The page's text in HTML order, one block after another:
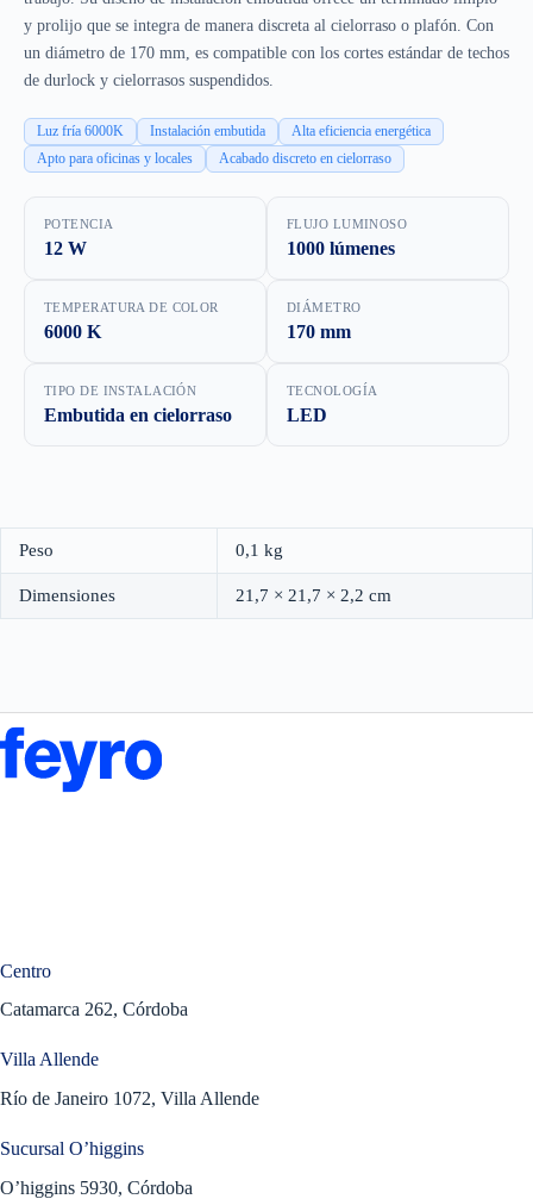
y prolijo que se integra de manera discreta al cielorraso o plafón. Con
un diámetro de 170 mm, es compatible con los cortes estándar de techos
de durlock y cielorrasos suspendidos.
Luz fría 6000K Instalación embutida
Alta eficiencia energética
Apto para oficinas y locales
Acabado discreto en cielorraso
POTENCIA
12 W
FLUJO LUMINOSO
1000 lúmenes
TEMPERATURA DE COLOR
6000 K
DIÁMETRO
170 mm
TIPO DE INSTALACIÓN
Embutida en cielorraso
TECNOLOGÍA
LED
Peso 0,1 kg
Dimensiones 21,7 × 21,7 × 2,2 cm
Centro
Catamarca 262, Córdoba
Villa Allende
Río de Janeiro 1072, Villa Allende
Sucursal O’higgins
O’higgins 5930, Córdoba